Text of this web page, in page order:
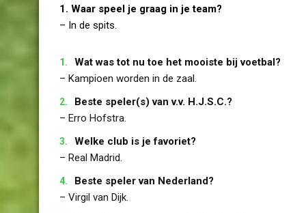
1. Waar speel je graag in je team?
– In de spits.
Wat was tot nu toe het mooiste bij voetbal?
– Kampioen worden in de zaal.
Beste speler(s) van v.v. H.J.S.C.?
– Erro Hofstra.
Welke club is je favoriet?
– Real Madrid.
Beste speler van Nederland?
– Virgil van Dijk.